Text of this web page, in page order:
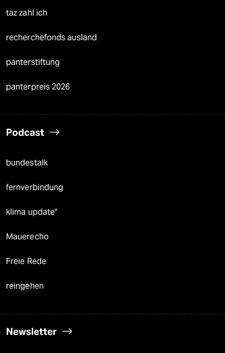
taz zahl ich
recherchefonds ausland
panterstiftung
panterpreis 2026
Podcast
bundestalk
fernverbindung
klima update°
Mauerecho
Freie Rede
reingehen
Newsletter